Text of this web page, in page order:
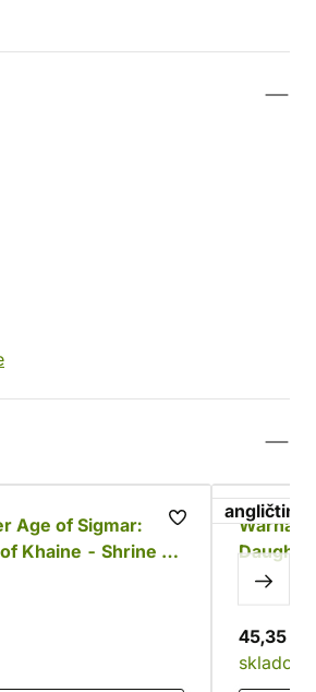
Age of Sigmar:
Khaine - Shrine of
angličtina
Hags
45,35 €
skladom